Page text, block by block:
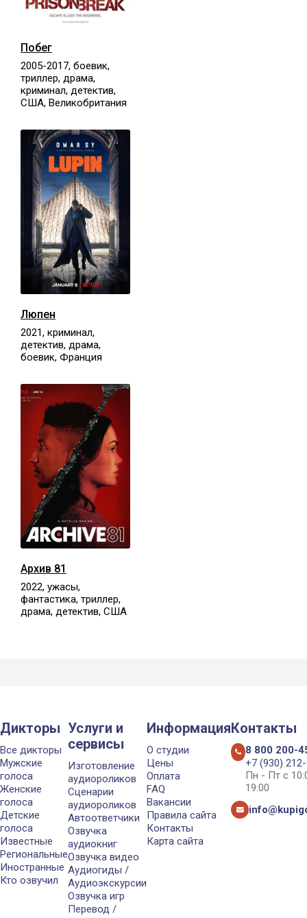
Побег
2005-2017, боевик,
триллер, драма,
криминал, детектив,
США, Великобритания
Люпен
2021, криминал,
детектив, драма,
боевик, Франция
Архив 81
2022, ужасы,
фантастика, триллер,
драма, детектив, США
Дикторы
Все дикторы
Мужские
голоса
Женские
голоса
Детские
голоса
Известные
Региональные
Иностранные
Кто озвучил
Услуги и
сервисы
Изготовление
аудиороликов
Сценарии
аудиороликов
Автоответчики
Озвучка
аудиокниг
Озвучка видео
Аудиогиды /
Аудиоэкскурсии
Озвучка игр
Перевод /
Информация
О студии
Цены
Оплата
FAQ
Вакансии
Правила сайта
Контакты
Карта сайта
Контакты
8 800 200-
+7 (930)
Пн - Пт с
19:00